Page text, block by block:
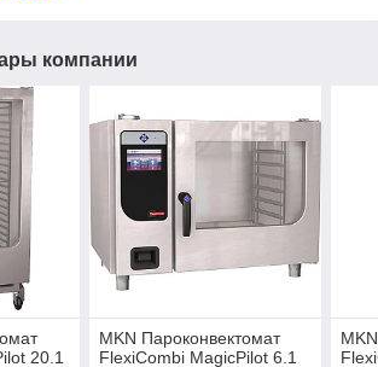
компании
20.1
MKN Пароконвектомат
FlexiCombi MagicPilot 6.1